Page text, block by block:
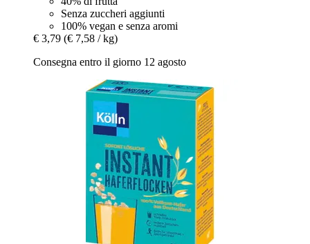
Senza zuccheri aggiunti
100% vegan e senza aromi
€ 3,79 (€ 7,58 / kg)
Consegna entro il giorno 12 agosto